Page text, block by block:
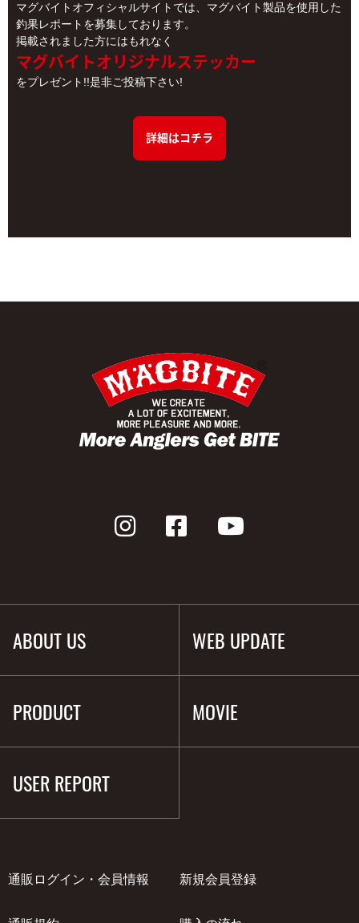
マグバイトオフィシャルサイトでは、マグバイト製品を使用した
釣果レポートを募集しております。
掲載されました方にはもれなく
マグバイトオリジナルステッカー
をプレゼント!!是非ご投稿下さい!
詳細はコチラ
ABOUT US WEB UPDATE
PRODUCT MOVIE
USER REPORT
通販ログイン・会員情報 新規会員登録